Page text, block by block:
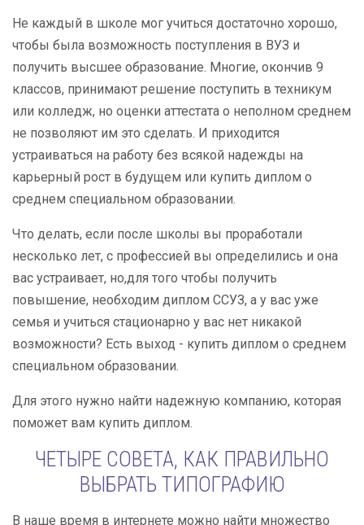
Не каждый в школе мог учиться достаточно хорошо,
чтобы была возможность поступления в ВУЗ и
получить высшее образование. Многие, окончив 9
классов, принимают решение поступить в техникум
или колледж, но оценки аттестата о неполном среднем
не позволяют им это сделать. И приходится
устраиваться на работу без всякой надежды на
карьерный рост в будущем или купить диплом о
среднем специальном образовании.
Что делать, если после школы вы проработали
несколько лет, с профессией вы определились и она
вас устраивает, но,для того чтобы получить
повышение, необходим диплом ССУЗ, а у вас уже
семья и учиться стационарно у вас нет никакой
возможности? Есть выход - купить диплом о среднем
специальном образовании.
Для этого нужно найти надежную компанию, которая
поможет вам купить диплом.
ЧЕТЫРЕ СОВЕТА, КАК ПРАВИЛЬНО
ВЫБРАТЬ ТИПОГРАФИЮ
В наше время в интернете можно найти множество